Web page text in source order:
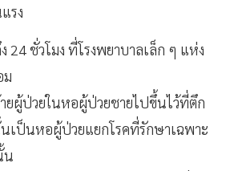
รง
24 ชั่วโมง ที่โรงพยาบาลเล็ก ๆ แห่ง
ม
ยผู้ป่วยในหอผู้ป่วยชายไปขึ้นไว้ที่ตึก
เป็นหอผู้ป่วยแยกโรคที่รักษาเฉพาะ
น